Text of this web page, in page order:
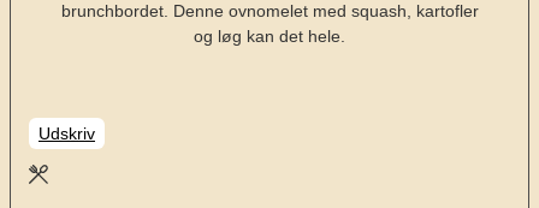
brunchbordet. Denne ovnomelet med squash, kartofler
og løg kan det hele.
Udskriv